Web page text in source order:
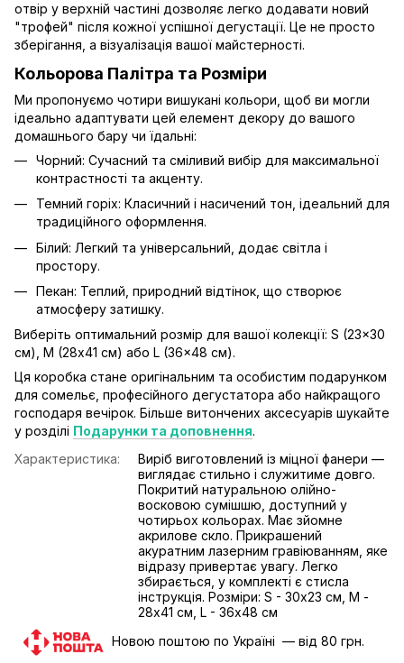
отвір у верхній частині дозволяє легко додавати новий
"трофей" після кожної успішної дегустації. Це не просто
зберігання, а візуалізація вашої майстерності.
Кольорова Палітра та Розміри
Ми пропонуємо чотири вишукані кольори, щоб ви могли
ідеально адаптувати цей елемент декору до вашого
домашнього бару чи їдальні:
Чорний: Сучасний та сміливий вибір для максимальної
контрастності та акценту.
Темний горіх: Класичний і насичений тон, ідеальний для
традиційного оформлення.
Білий: Легкий та універсальний, додає світла і
простору.
Пекан: Теплий, природний відтінок, що створює
атмосферу затишку.
Виберіть оптимальний розмір для вашої колекції: S (23x30
см), М (28x41 см) або L (36x48 см).
Ця коробка стане оригінальним та особистим подарунком
для сомельє, професійного дегустатора або найкращого
господаря вечірок. Більше витончених аксесуарів шукайте
у розділі Подарунки та доповнення.
Характеристика:
Виріб виготовлений із міцної фанери —
виглядає стильно і служитиме довго.
Покритий натуральною олійно-
восковою сумішшю, доступний у
чотирьох кольорах. Має зйомне
акрилове скло. Прикрашений
акуратним лазерним гравіюванням, яке
відразу привертає увагу. Легко
збирається, у комплекті є стисла
інструкція. Розміри: S - 30х23 см, М -
28х41 см, L - 36х48 см
Новою поштою по Україні — від 80 грн.